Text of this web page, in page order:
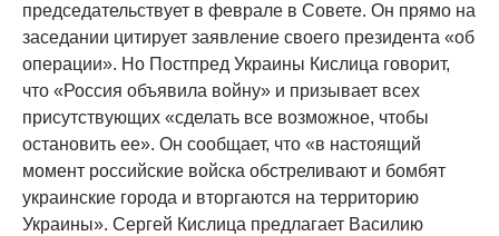
председательствует в феврале в Совете. Он прямо на
заседании цитирует заявление своего президента «об
операции». Но Постпред Украины Кислица говорит,
что «Россия объявила войну» и призывает всех
присутствующих «сделать все возможное, чтобы
остановить ее». Он сообщает, что «в настоящий
момент российские войска обстреливают и бомбят
украинские города и вторгаются на территорию
Украины». Сергей Кислица предлагает Василию